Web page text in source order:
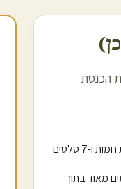
הכנסת
: מגשי אלומיניום שומרי חום עם 3 מנות עיקריות, 3 תוספות חמות ו-7 סלטים
מאוד בתוך